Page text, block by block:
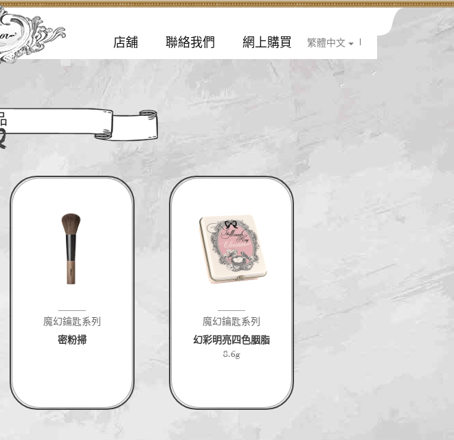
繁體中文 |
店舖 聯絡我們 網上購買
魔幻鑰匙系列
密粉掃
魔幻鑰匙系列
幻彩明亮四色胭脂
8.6g